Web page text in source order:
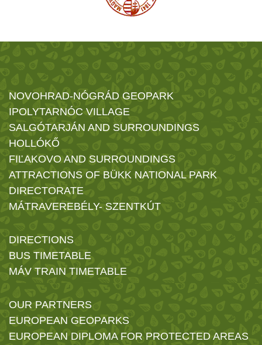
NOVOHRAD-NÓGRÁD GEOPARK
IPOLYTARNÓC VILLAGE
SALGÓTARJÁN AND SURROUNDINGS
HOLLÓKŐ
FIĽAKOVO AND SURROUNDINGS
ATTRACTIONS OF BÜKK NATIONAL PARK
DIRECTORATE
MÁTRAVEREBÉLY- SZENTKÚT
DIRECTIONS
BUS TIMETABLE
MÁV TRAIN TIMETABLE
OUR PARTNERS
EUROPEAN GEOPARKS
EUROPEAN DIPLOMA FOR PROTECTED AREAS